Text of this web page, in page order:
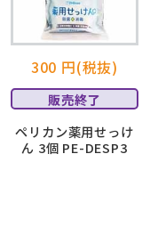
300 円(税抜)
販売終了
ペリカン薬用せっけ
ん 3個 PE-DESP3